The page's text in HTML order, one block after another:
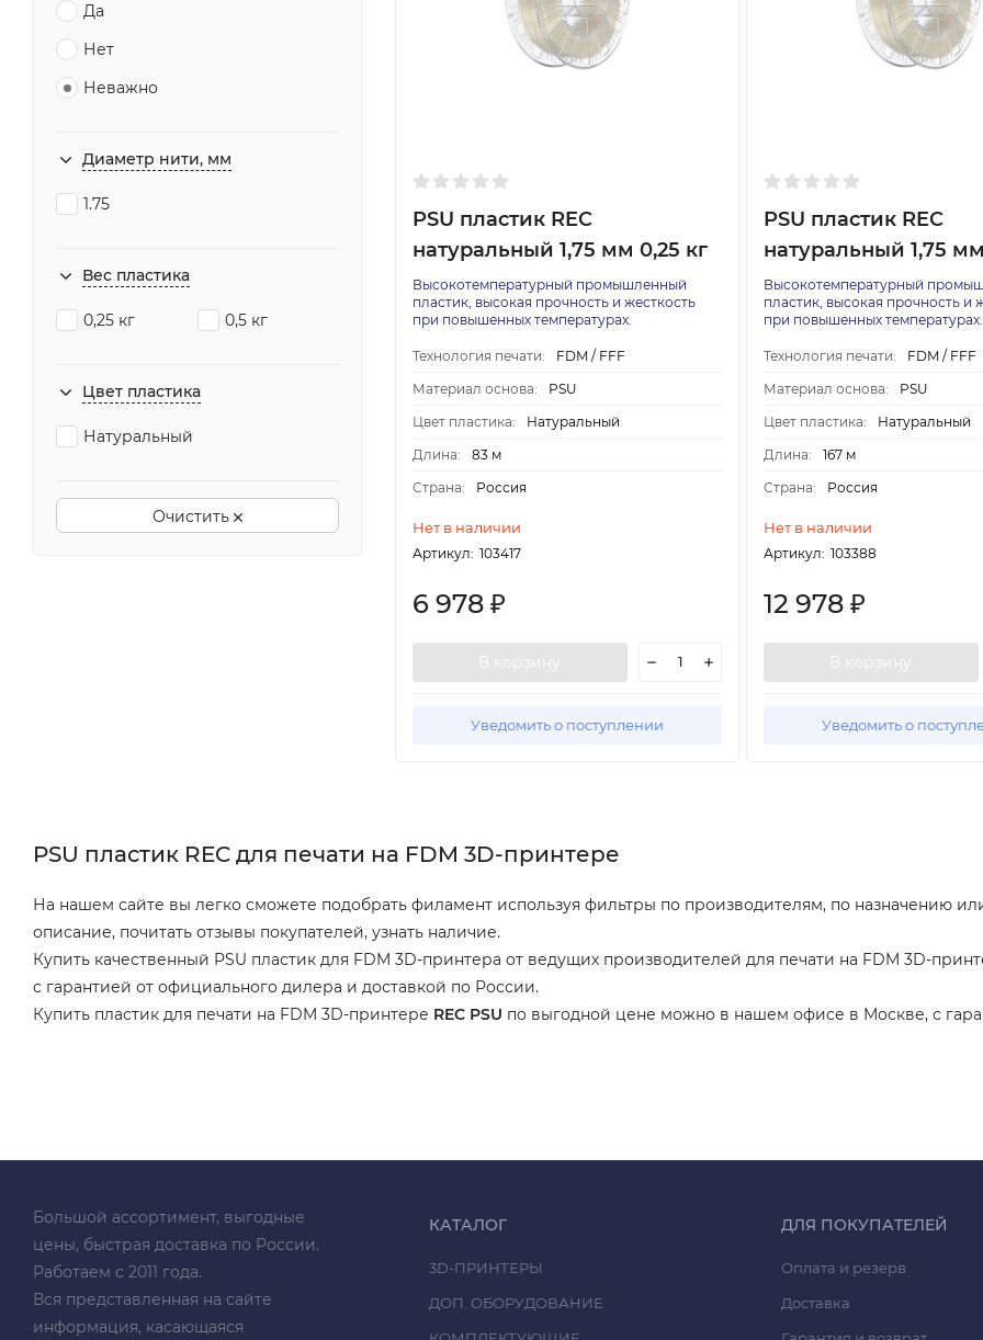
Да
Нет
Неважно
Диаметр нити, мм
1.75
Вес пластика
0,25 кг 0,5 кг
Цвет пластика
Натуральный
Очистить
PSU пластик REC
натуральный 1,75 мм 0,25 кг
Высокотемпературный промышленный
пластик, высокая прочность и жесткость
при повышенных температурах.
Технология печати:
FDM / FFF
Материал основа:
PSU
Цвет пластика:
Натуральный
Длина:
83 м
Страна:
Россия
Нет в наличии
Артикул: 103417
6 978 ₽
В корзину
Уведомить о поступлении
PSU пластик REC
натуральный 1,75
Высокотемпературный
пластик, высокая прочность и
при повышенных температурах.
Технология печати:
FDM / FFF
Материал основа:
PSU
Цвет пластика:
Натуральный
Длина:
167 м
Страна:
Россия
Нет в наличии
Артикул: 103388
12 978 ₽
В корзину
Уведомить о
PSU пластик REC для печати на FDM 3D-принтере
На нашем сайте вы легко сможете подобрать филамент используя фильтры по производителям, по назначению
описание, почитать отзывы покупателей, узнать наличие.
Купить качественный PSU пластик для FDM 3D-принтера от ведущих производителей для печати на FDM 3D-
с гарантией от официального дилера и доставкой по России.
Купить пластик для печати на FDM 3D-принтере REC PSU по выгодной цене можно в нашем офисе в Москве, с
Большой ассортимент, выгодные
цены, быстрая доставка по России.
Работаем с 2011 года.
Вся представленная на сайте
информация, касающаяся
КАТАЛОГ
3D-ПРИНТЕРЫ
ДОП. ОБОРУДОВАНИЕ
ДЛЯ ПОКУПАТЕЛЕЙ
Оплата и резерв
Доставка